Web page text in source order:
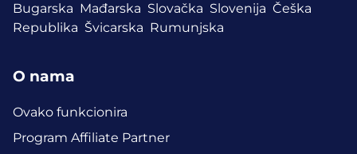
Bugarska Mađarska Slovačka Slovenija Češka
Republika Švicarska Rumunjska
O nama
Ovako funkcionira
Program Affiliate Partner